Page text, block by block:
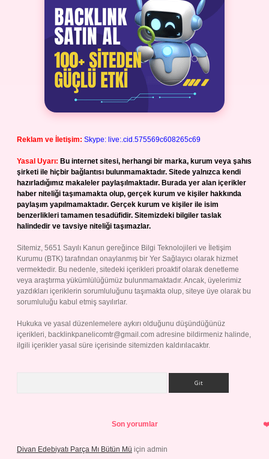
Reklam ve İletişim: Skype: live:.cid.575569c608265c69
Yasal Uyarı: Bu internet sitesi, herhangi bir marka, kurum veya şahıs
şirketi ile hiçbir bağlantısı bulunmamaktadır. Sitede yalnızca kendi
hazırladığımız makaleler paylaşılmaktadır. Burada yer alan içerikler
haber niteliği taşımamakta olup, gerçek kurum ve kişiler hakkında
paylaşım yapılmamaktadır. Gerçek kurum ve kişiler ile isim
benzerlikleri tamamen tesadüfidir. Sitemizdeki bilgiler taslak
halindedir ve tavsiye niteliği taşımazlar.
Sitemiz, 5651 Sayılı Kanun gereğince Bilgi Teknolojileri ve İletişim
Kurumu (BTK) tarafından onaylanmış bir Yer Sağlayıcı olarak hizmet
vermektedir. Bu nedenle, sitedeki içerikleri proaktif olarak denetleme
veya araştırma yükümlülüğümüz bulunmamaktadır. Ancak, üyelerimiz
yazdıkları içeriklerin sorumluluğunu taşımakta olup, siteye üye olarak bu
sorumluluğu kabul etmiş sayılırlar.
Hukuka ve yasal düzenlemelere aykırı olduğunu düşündüğünüz
içerikleri, backlinkpanelicomtr@gmail.com adresine bildirmeniz halinde,
ilgili içerikler yasal süre içerisinde sitemizden kaldırılacaktır.
Son yorumlar
Divan Edebiyatı Parça Mı Bütün Mü için admin